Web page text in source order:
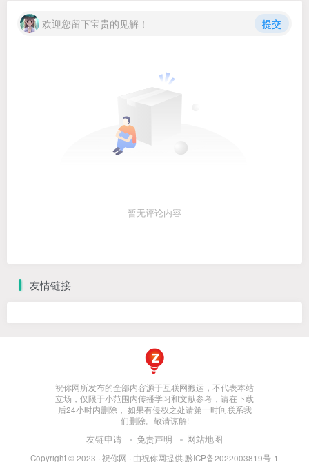
欢迎您留下宝贵的见解！ 提交
暂无评论内容
友情链接
祝你网所发布的全部内容源于互联网搬运，不代表本站
立场，仅限于小范围内传播学习和文献参考，请在下载
后24小时内删除， 如果有侵权之处请第一时间联系我
们删除。敬请谅解!
友链申请 免责声明 网站地图
Copyright © 2023 · 祝你网 · 由祝你网提供.黔ICP备2022003819号-1